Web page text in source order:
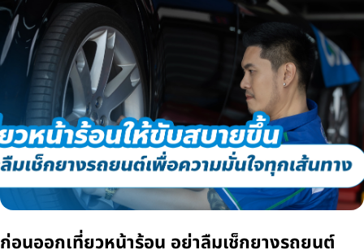
ก่อนออกเที่ยวหน้าร้อน อย่าลืมเช็กยางรถยนต์